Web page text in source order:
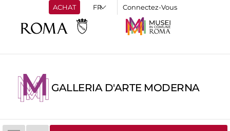
ACHAT Connectez-Vous
GALLERIA D'ARTE MODERNA